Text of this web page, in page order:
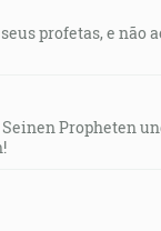
profetas, e não
Seinen Propheten